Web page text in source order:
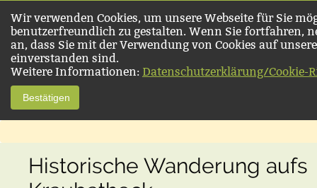
Wir verwenden Cookies, um unsere Webseite für Sie
benutzerfreundlich zu gestalten. Wenn Sie fortfahren,
an, dass Sie mit der Verwendung von Cookies auf
einverstanden sind.
Weitere Informationen: Datenschutzerklärung/Cookie-
Bestätigen
Historische Wanderung aufs